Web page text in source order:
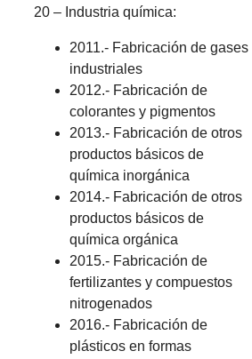
20 – Industria química:
2011.- Fabricación de gases
industriales
2012.- Fabricación de
colorantes y pigmentos
2013.- Fabricación de otros
productos básicos de
química inorgánica
2014.- Fabricación de otros
productos básicos de
química orgánica
2015.- Fabricación de
fertilizantes y compuestos
nitrogenados
2016.- Fabricación de
plásticos en formas